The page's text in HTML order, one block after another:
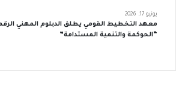
معهد التخطيط القومي يطلق الدبلوم المهني
“الحوكمة والتنمية المستدامة”
يونيو 17, 2026